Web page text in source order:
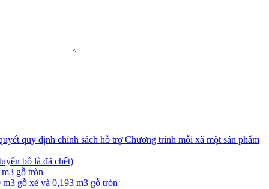
quy định chính sách hỗ trợ Chương trình mỗi xã một sản phẩm
bố là đã chết)
gỗ tròn
gỗ xẻ và 0,193 m3 gỗ tròn